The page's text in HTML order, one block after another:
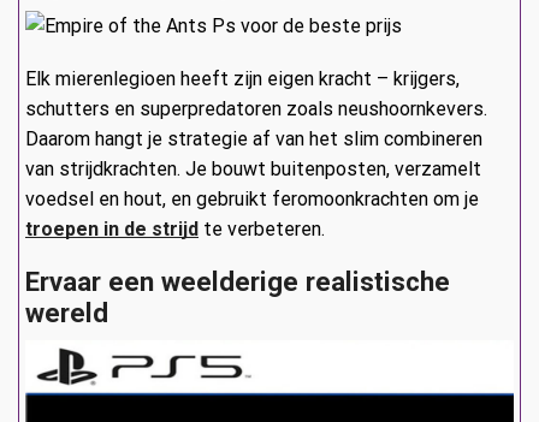
Elk mierenlegioen heeft zijn eigen kracht – krijgers,
schutters en superpredatoren zoals neushoornkevers.
Daarom hangt je strategie af van het slim combineren
van strijdkrachten. Je bouwt buitenposten, verzamelt
voedsel en hout, en gebruikt feromoonkrachten om je
troepen in de strijd te verbeteren.
Ervaar een weelderige realistische
wereld